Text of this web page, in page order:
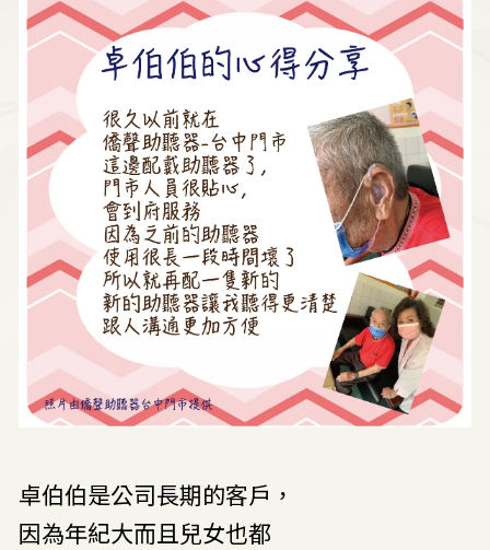
卓伯伯是公司長期的客戶，
因為年紀大而且兒女也都